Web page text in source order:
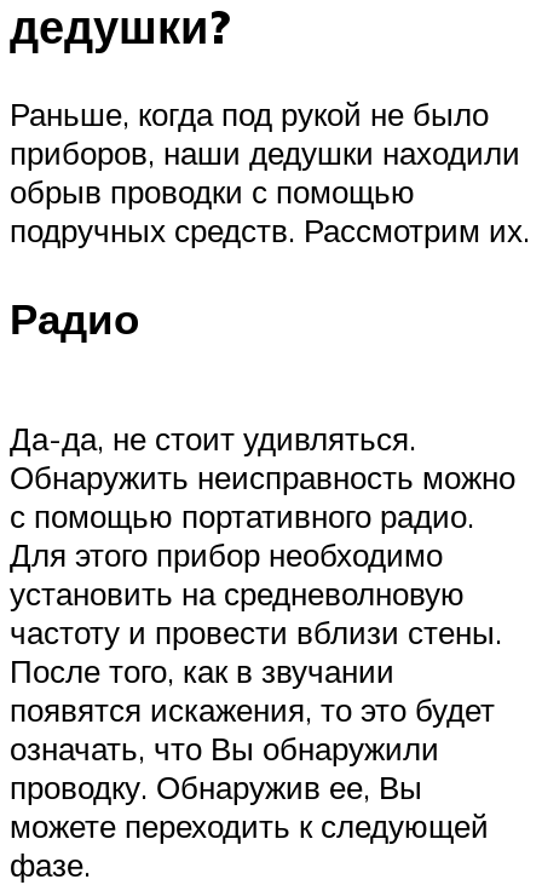
дедушки?
Раньше, когда под рукой не было
приборов, наши дедушки находили
обрыв проводки с помощью
подручных средств. Рассмотрим их.
Радио
Да-да, не стоит удивляться.
Обнаружить неисправность можно
с помощью портативного радио.
Для этого прибор необходимо
установить на средневолновую
частоту и провести вблизи стены.
После того, как в звучании
появятся искажения, то это будет
означать, что Вы обнаружили
проводку. Обнаружив ее, Вы
можете переходить к следующей
фазе.